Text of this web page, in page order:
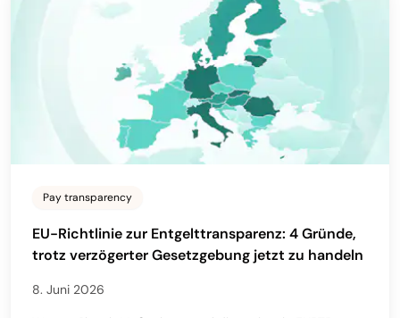
Pay transparency
EU-Richtlinie zur Entgelttransparenz: 4 Gründe,
trotz verzögerter Gesetzgebung jetzt zu handeln
8. Juni 2026